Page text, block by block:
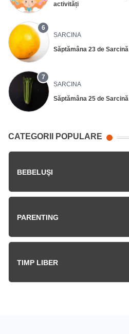
activități
6
SARCINA
Săptămâna 23 de Sarcină
7
SARCINA
Săptămâna 25 de Sarcină
CATEGORII POPULARE
BEBELUŞI
PARENTING
TIMP LIBER